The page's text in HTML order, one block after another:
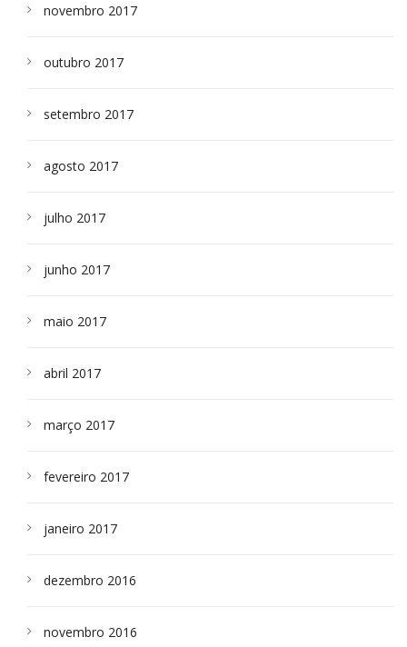
novembro 2017
outubro 2017
setembro 2017
agosto 2017
julho 2017
junho 2017
maio 2017
abril 2017
março 2017
fevereiro 2017
janeiro 2017
dezembro 2016
novembro 2016